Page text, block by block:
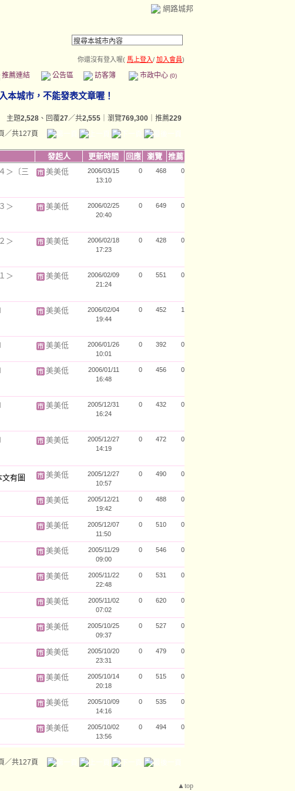
網路城邦
你還沒有登入喔( 馬上登入/ 加入會員)
推薦連結 公告區 訪客簿 市政中心 (0)
主題2,528 、回覆27／共2,555 ｜瀏覽769,300 ｜推薦229
／共127頁
發起人 更新時間 回應 瀏覽
推薦
＞〔三
美美低
2006/03/15
13:10
0 468 0
＞ 美美低
2006/02/25
20:40
0 649 0
＞ 美美低
2006/02/18
17:23
0 428 0
＞ 美美低
2006/02/09
21:24
0 551 0
美美低
2006/02/04
19:44
0 452 1
美美低
2006/01/26
10:01
0 392 0
美美低
2006/01/11
16:48
0 456 0
美美低
2005/12/31
16:24
0 432 0
美美低
2005/12/27
14:19
0 472 0
美美低
2005/12/27
10:57
0 490 0
美美低
2005/12/21
19:42
0 488 0
美美低
2005/12/07
11:50
0 510 0
美美低
2005/11/29
09:00
0 546 0
美美低
2005/11/22
22:48
0 531 0
美美低
2005/11/02
07:02
0 620 0
美美低
2005/10/25
09:37
0 527 0
美美低
2005/10/20
23:31
0 479 0
美美低
2005/10/14
20:18
0 515 0
美美低
2005/10/09
14:16
0 535 0
美美低
2005/10/02
13:56
0 494 0
／共127頁
▲top